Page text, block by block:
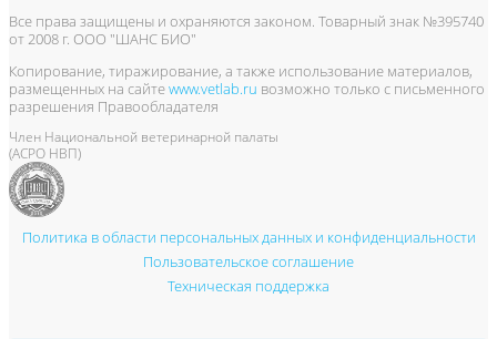
Все права защищены и охраняются законом. Товарный знак №395740
от 2008 г. ООО "ШАНС БИО"
Копирование, тиражирование, а также использование материалов,
размещенных на сайтеwww.vetlab.ru возможно только с письменного
разрешения Правообладателя
Член Национальной ветеринарной палаты
(АСРО НВП)
Политика в области персональных данных и конфиденциальности
Пользовательское соглашение
Техническая поддержка